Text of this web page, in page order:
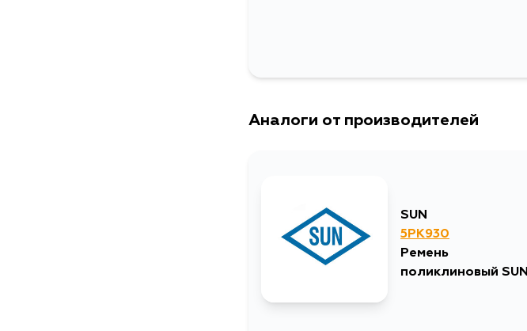
Аналоги от производителей
SUN
5PK930
Ремень
поликлиновый SUN